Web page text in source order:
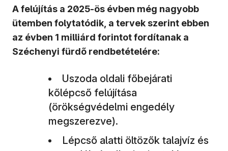
A felújítás a 2025-ös évben még nagyobb
ütemben folytatódik, a tervek szerint ebben
az évben 1 milliárd forintot fordítanak a
Széchenyi fürdő rendbetételére:
Uszoda oldali főbejárati
kőlépcső felújítása
(örökségvédelmi engedély
megszerezve).
Lépcső alatti öltözők talajvíz és